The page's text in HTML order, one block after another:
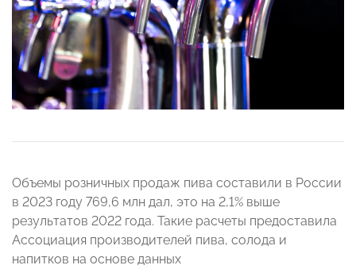
Объемы розничных продаж пива составили в России
в 2023 году 769,6 млн дал, это на 2,1% выше
результатов 2022 года. Такие расчеты предоставила
Ассоциация производителей пива, солода и
напитков на основе данных